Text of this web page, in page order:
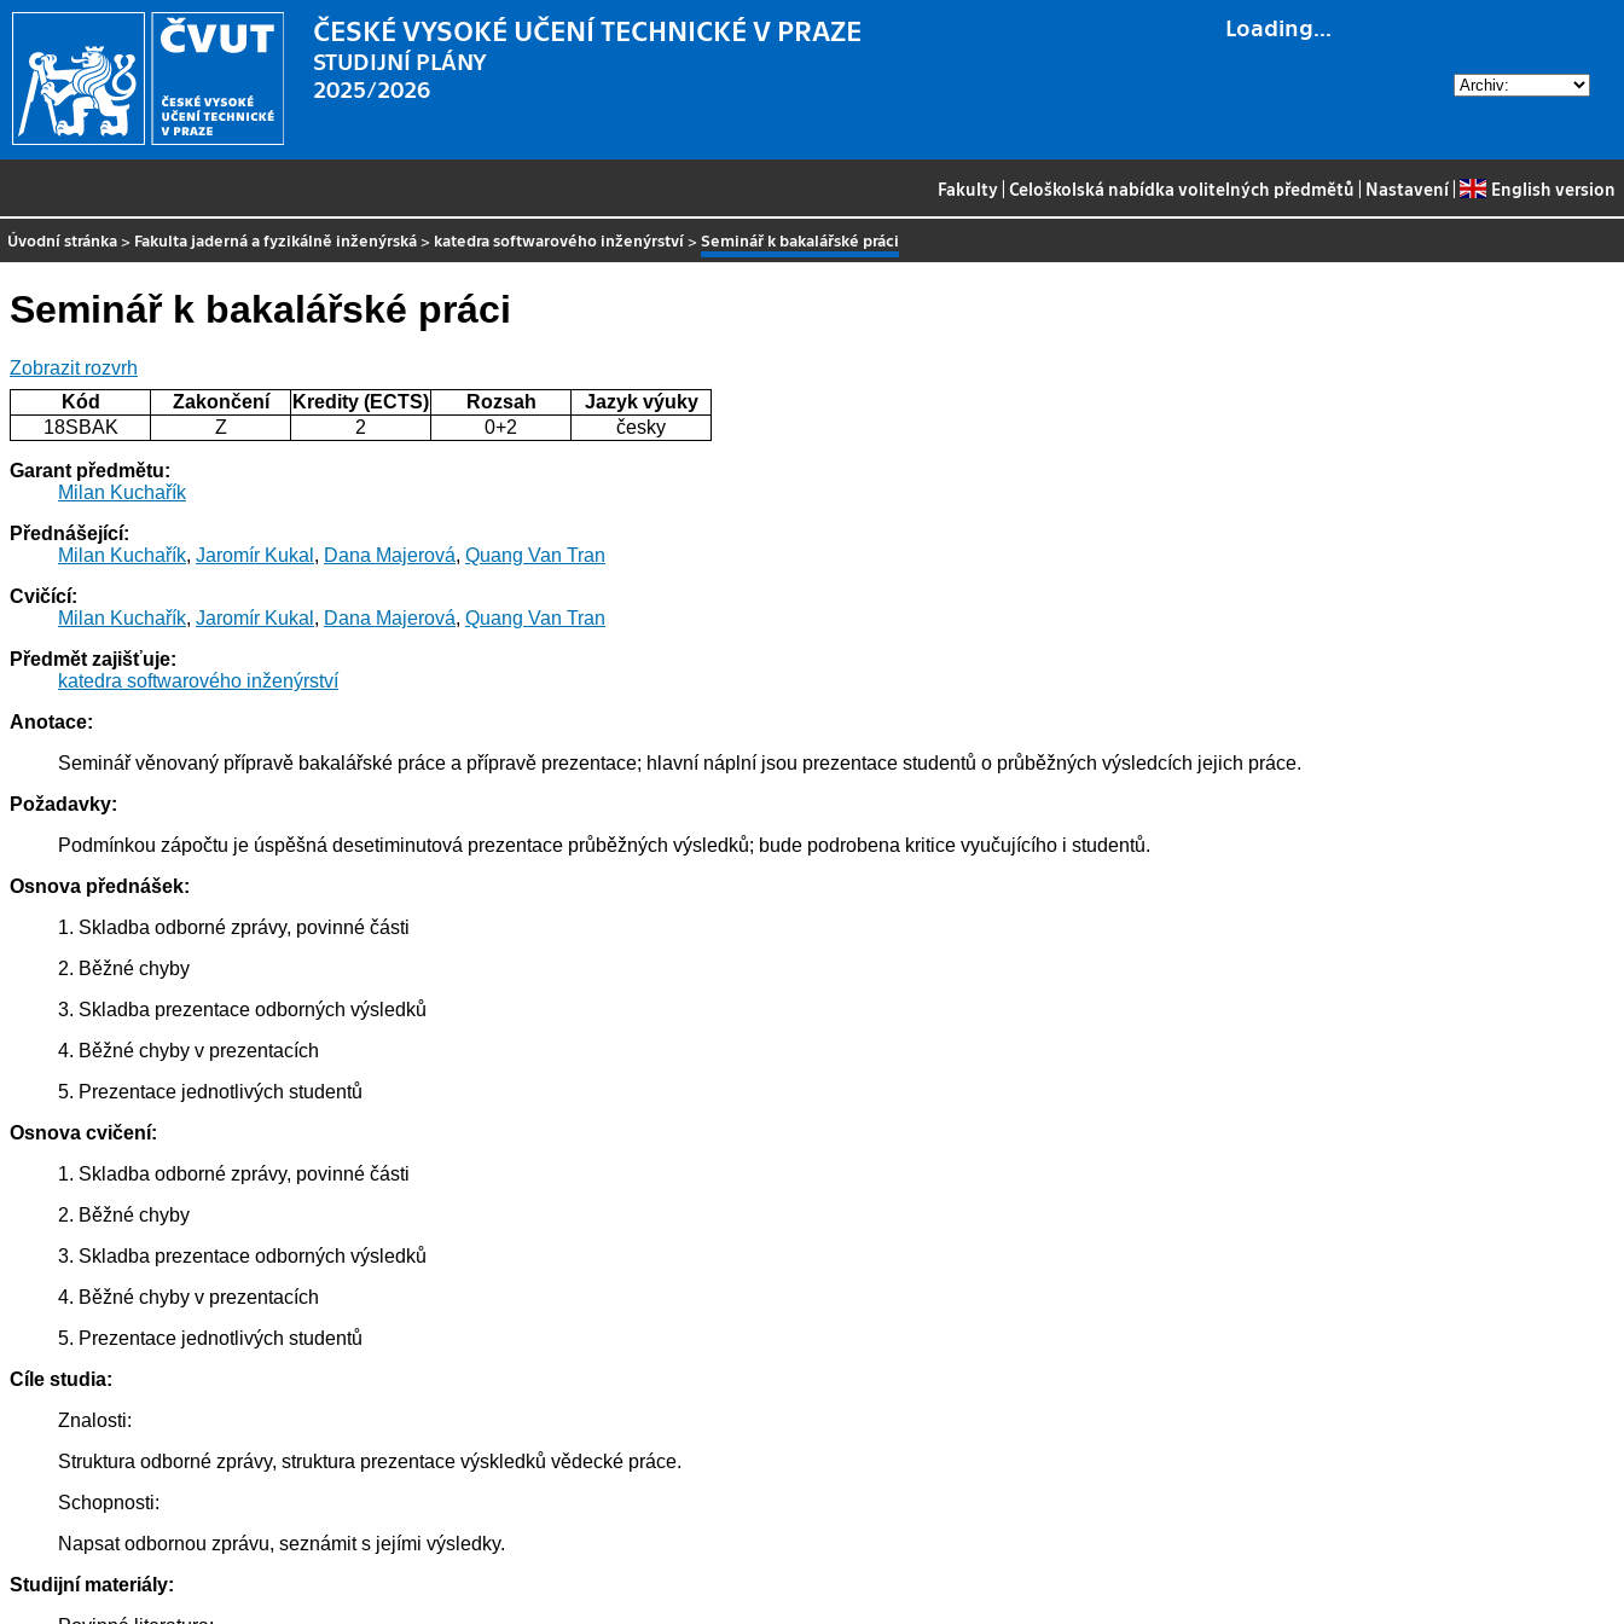
Loading...
ČESKÉ VYSOKÉ UČENÍ TECHNICKÉ V PRAZE
STUDIJNÍ PLÁNY
2025/2026
Fakulty |Celoškolská nabídka volitelných předmětů Nastavení| English version
Úvodní stránka > Fakulta jaderná a fyzikálně inženýrská > katedra softwarového inženýrství >Seminář k bakalářské práci
Seminář k bakalářské práci
Zobrazit rozvrh
Kód
Zakončení Kredity (ECTS) Rozsah
Jazyk výuky
18SBAK
Z 2 0+2 česky
Garant předmětu:
Milan Kuchařík
Přednášející:
Milan Kuchařík, Jaromír Kukal , Dana Majerová, Quang Van Tran
Cvičící:
Milan Kuchařík, Jaromír Kukal , Dana Majerová, Quang Van Tran
Předmět zajišťuje:
katedra softwarového inženýrství
Anotace:
Seminář věnovaný přípravě bakalářské práce a přípravě prezentace; hlavní náplní jsou prezentace studentů o průběžných výsledcích jejich práce.
Požadavky:
Podmínkou zápočtu je úspěšná desetiminutová prezentace průběžných výsledků; bude podrobena kritice vyučujícího i studentů.
Osnova přednášek:
1. Skladba odborné zprávy, povinné části
2. Běžné chyby
3. Skladba prezentace odborných výsledků
4. Běžné chyby v prezentacích
5. Prezentace jednotlivých studentů
Osnova cvičení:
1. Skladba odborné zprávy, povinné části
2. Běžné chyby
3. Skladba prezentace odborných výsledků
4. Běžné chyby v prezentacích
5. Prezentace jednotlivých studentů
Cíle studia:
Znalosti:
Struktura odborné zprávy, struktura prezentace výskledků vědecké práce.
Schopnosti:
Napsat odbornou zprávu, seznámit s jejími výsledky.
Studijní materiály: